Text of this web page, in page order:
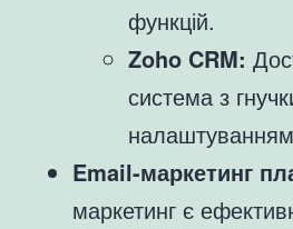
функцій.
Zoho CRM:
система з
Email-маркетинг
маркетинг є